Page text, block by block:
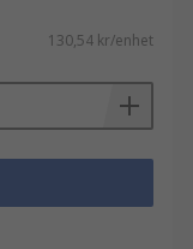
130,54 kr/enhet